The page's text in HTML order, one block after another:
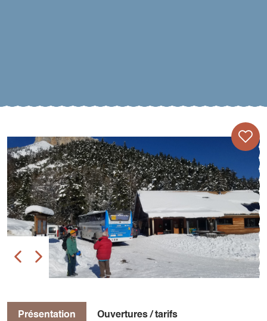
Présentation Ouvertures / tarifs